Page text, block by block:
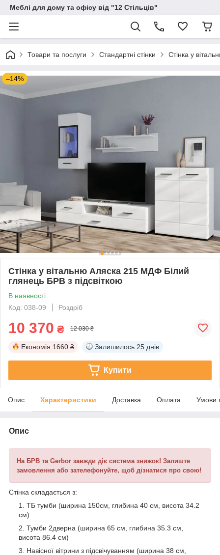
Меблі для дому та офісу від "12 Стільців"
Товари та послуги Стандартні стінки Стінка у
–14%
Стінка у вітальню Аляска 215 МДФ Білий
глянець БРВ з підсвіткою
В наявності
Код: 038-09
Роздріб
10 370 ₴ 12 030 ₴
Економія 1660 ₴ Залишилось 25 днів
Купити
Опис Характеристики Доставка Оплата Умови
Опис
На БРВ та Gerbor завжди діє система знижок! Залиште
замовлення або зателефонуйте, щоб дізнатися про свою!
Стінка складається з:
ТБ тумби (ширина 150см, глибина 40 см, висота 34.2
см)
Тумби 2дверна (ширина 65 см, глибина 35.3 см,
висота 86.4 см)
Навісної вітрини з підсвічуванням (ширина 38 см,